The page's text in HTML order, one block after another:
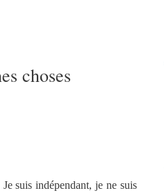
choses
suis indépendant, je ne suis